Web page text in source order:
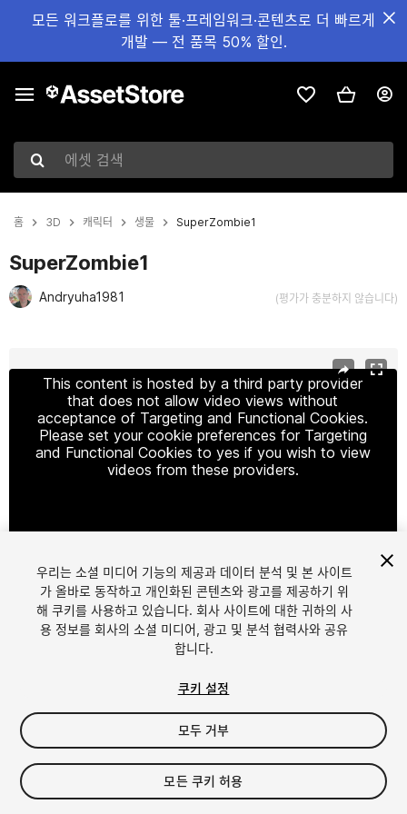
모든 워크플로를 위한 툴·프레임워크·콘텐츠로 더 빠르게
개발 — 전 품목 50% 할인.
에셋 검색
홈 3D 캐릭터 생물 SuperZombie1
SuperZombie1
Andryuha1981 (평가가 충분하지 않습니다)
This content is hosted by a third party provider
that does not allow video views without
acceptance of Targeting and Functional Cookies.
Please set your cookie preferences for Targeting
and Functional Cookies to yes if you wish to view
videos from these providers.
1/26
$40
세금/부가세는 결제 시 반영됩니다.
우리는 소셜 미디어 기능의 제공과 데이터 분석 및 본 사이트
가 올바로 동작하고 개인화된 콘텐츠와 광고를 제공하기 위
해 쿠키를 사용하고 있습니다. 회사 사이트에 대한 귀하의 사
용 정보를 회사의 소셜 미디어, 광고 및 분석 협력사와 공유
합니다.
쿠키 설정
모두 거부
모든 쿠키 허용